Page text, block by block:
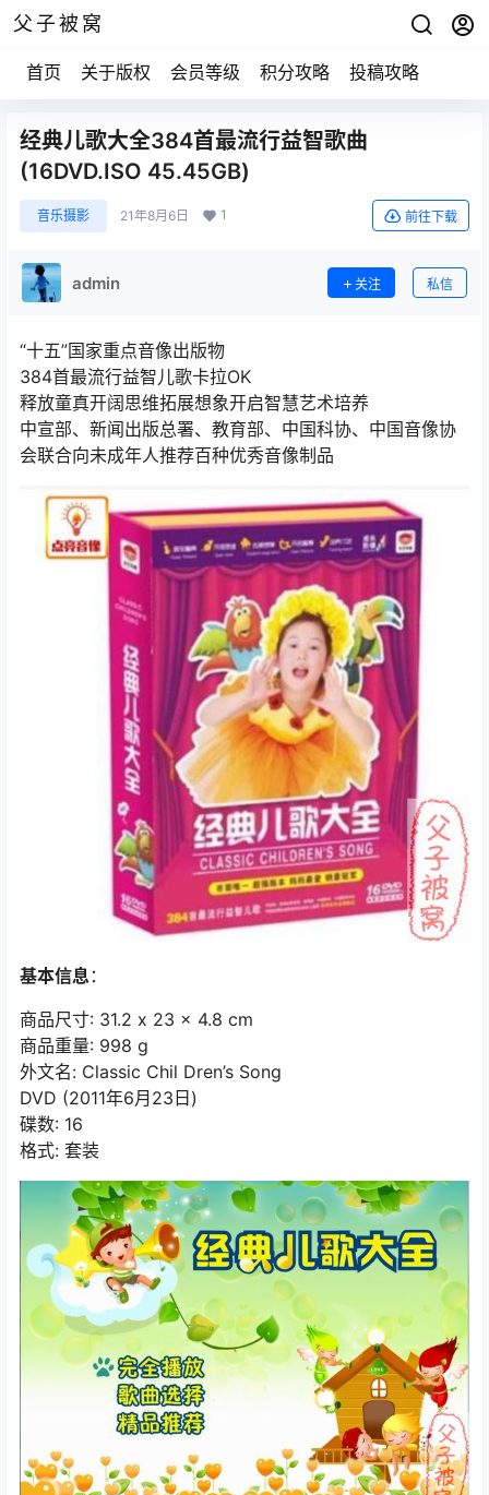
父子被窝
首页 关于版权 会员等级 积分攻略 投稿攻略
经典儿歌大全384首最流行益智歌曲
(16DVD.ISO 45.45GB)
音乐摄影 21年8月6日 1 前往下载
admin 关注 私信
“十五”国家重点音像出版物
384首最流行益智儿歌卡拉OK
释放童真开阔思维拓展想象开启智慧艺术培养
中宣部、新闻出版总署、教育部、中国科协、中国音像协
会联合向未成年人推荐百种优秀音像制品
基本信息：
商品尺寸: 31.2 x 23 x 4.8 cm
商品重量: 998 g
外文名: Classic Chil Dren’s Song
DVD (2011年6月23日)
碟数: 16
格式: 套装